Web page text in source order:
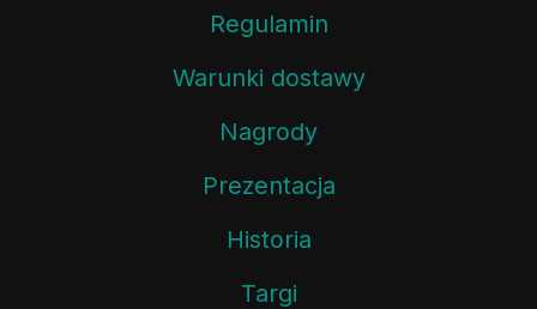
Regulamin
Warunki dostawy
Nagrody
Prezentacja
Historia
Targi